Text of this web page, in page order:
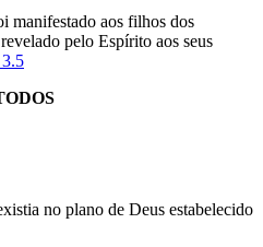
manifestado aos filhos dos
pelo Espírito aos seus
no plano de Deus estabelecido